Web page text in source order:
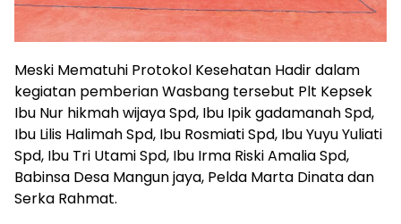
Meski Mematuhi Protokol Kesehatan Hadir dalam
kegiatan pemberian Wasbang tersebut Plt Kepsek
Ibu Nur hikmah wijaya Spd, Ibu Ipik gadamanah Spd,
Ibu Lilis Halimah Spd, Ibu Rosmiati Spd, Ibu Yuyu Yuliati
Spd, Ibu Tri Utami Spd, Ibu Irma Riski Amalia Spd,
Babinsa Desa Mangun jaya, Pelda Marta Dinata dan
Serka Rahmat.